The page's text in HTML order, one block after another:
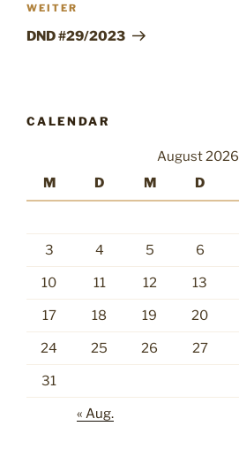
Nächster
Beitrag
WEITER
DND #29/2023
CALENDAR
August 2026
M
D M D
3 4 5 6
10 11 12 13
17 18 19 20
24 25 26 27
31
« Aug.